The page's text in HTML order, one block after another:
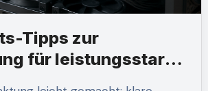
Tipps zur
für leistungsstarke
von